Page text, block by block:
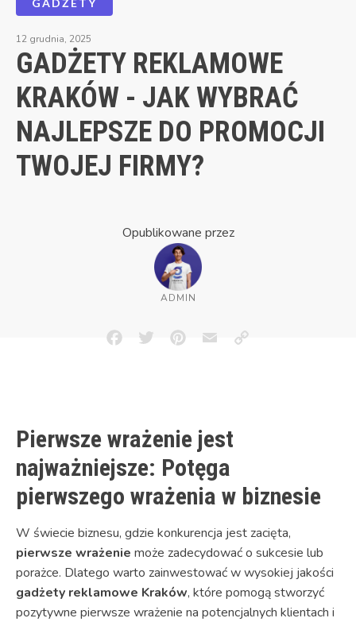
12 grudnia, 2025
GADŻETY REKLAMOWE
KRAKÓW - JAK WYBRAĆ
NAJLEPSZE DO PROMOCJI
TWOJEJ FIRMY?
Opublikowane przez
ADMIN
FacebookTwitterPinterestEmailCopy
Pierwsze wrażenie jest
najważniejsze: Potęga
pierwszego wrażenia w biznesie
W świecie biznesu, gdzie konkurencja jest zacięta,
pierwsze wrażenie może zadecydować o sukcesie lub
porażce. Dlatego warto zainwestować w wysokiej jakości
gadżety reklamowe Kraków, które pomogą stworzyć
pozytywne pierwsze wrażenie na potencjalnych klientach i